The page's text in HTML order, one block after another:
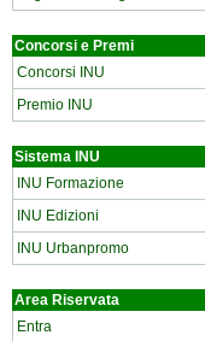
Concorsi e Premi
Concorsi INU
Premio INU
Sistema INU
INU Formazione
INU Edizioni
INU Urbanpromo
Area Riservata
Entra